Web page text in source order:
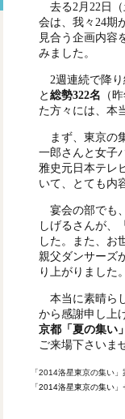
去る2月 22 日
会は、我々 24期
見合う企画内容
みました。
2週連続で降
と 総勢322名 （
た方々には、本
まず、東京の
一郎さんと女子
雅史元日本テレ
いて、とても内
宴会の部でも
しげるさんが、
した。また、お
親父ダンサーズ
り上がりました。
本当に素晴ら
から感謝申し上
京都「夏の集い」
ご来場下さいま
「2014洛星東京の集い
「2014洛星東京の集い